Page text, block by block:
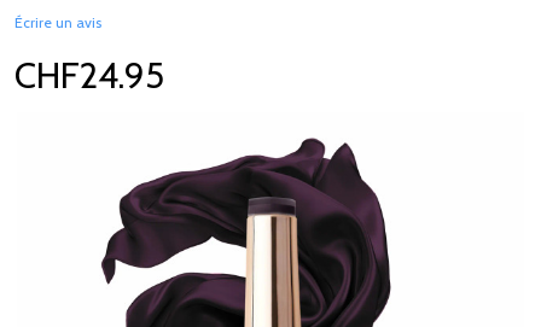
Écrire un avis
CHF24.95